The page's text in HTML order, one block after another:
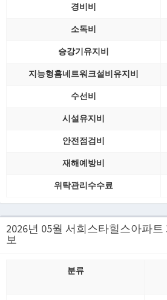
경비비
소독비
승강기유지비
지능형홈네트워크설비유지비
수선비
시설유지비
안전점검비
재해예방비
위탁관리수수료
2026년 05월 서희스타힐스아파
보
분류